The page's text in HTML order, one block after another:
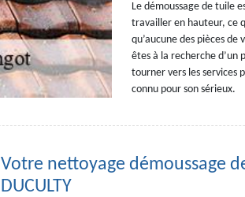
Le démoussage de tuile
travailler en hauteur, ce
qu’aucune des pièces
êtes à la recherche d’un
tourner vers les services
connu pour son sérieux.
Votre nettoyage démoussage
DUCULTY